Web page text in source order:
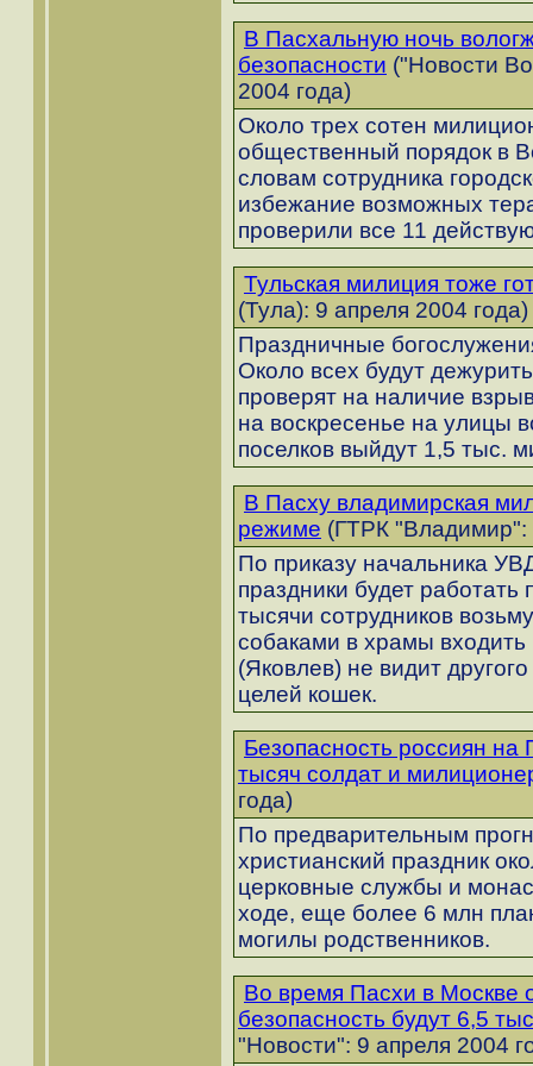
В Пасхальную ночь
безопасности ("Новости
2004 года)
Около трех сотен
общественный порядок в
словам сотрудника
избежание возможных
проверили все 11
Тульская милиция тоже
(Тула): 9 апреля 2004 года)
Праздничные
Около всех будут
проверят на наличие
на воскресенье на улицы
поселков выйдут 1,5 тыс.
В Пасху владимирская
режиме (ГТРК "Владимир":
По приказу начальника
праздники будет
тысячи сотрудников
собаками в храмы
(Яковлев) не видит
целей кошек.
Безопасность россиян на
тысяч солдат и
года)
По предварительным
христианский праздник
церковные службы и
ходе, еще более 6 млн
могилы родственников.
Во время Пасхи в Москве
безопасность будут 6,5
"Новости": 9 апреля 2004